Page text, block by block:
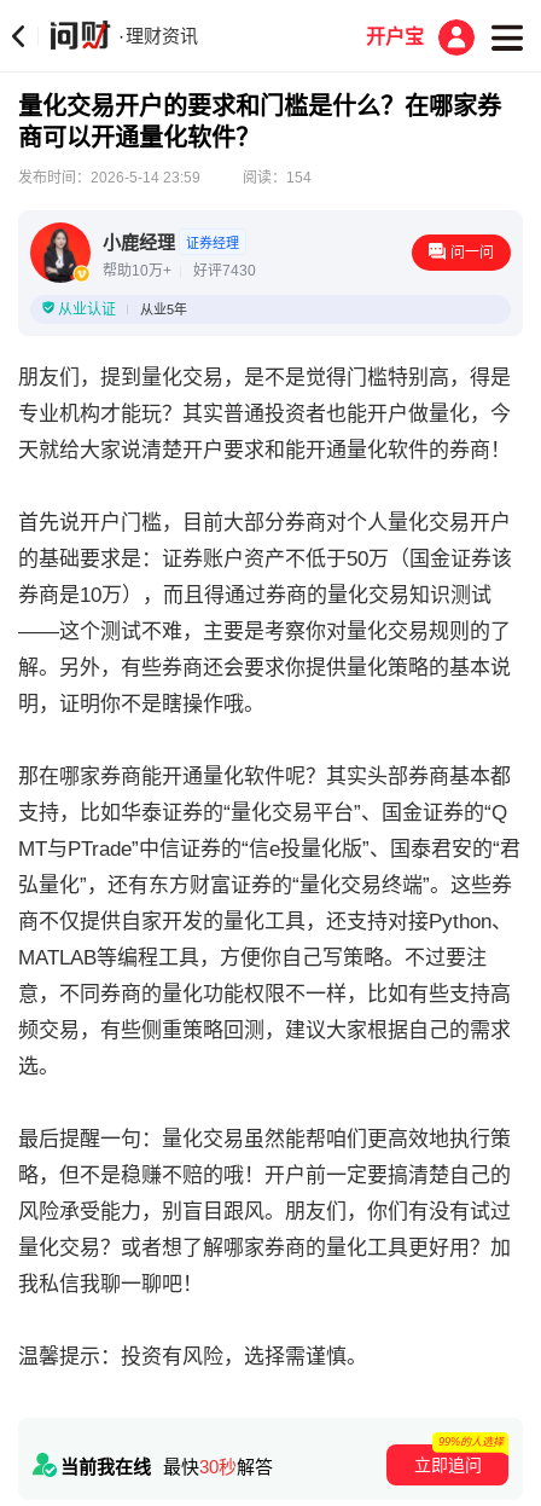
·理财资讯 开户宝
量化交易开户的要求和门槛是什么？在哪家券
商可以开通量化软件？
发布时间：2026-5-14 23:59 阅读：154
小鹿经理 证券经理
帮助10万+ 好评7430
问一问
从业认证 从业5年
朋友们，提到量化交易，是不是觉得门槛特别高，得是
专业机构才能玩？其实普通投资者也能开户做量化，今
天就给大家说清楚开户要求和能开通量化软件的券商！
首先说开户门槛，目前大部分券商对个人量化交易开户
的基础要求是：证券账户资产不低于50万（国金证券该
券商是10万），而且得通过券商的量化交易知识测试
——这个测试不难，主要是考察你对量化交易规则的了
解。另外，有些券商还会要求你提供量化策略的基本说
明，证明你不是瞎操作哦。
那在哪家券商能开通量化软件呢？其实头部券商基本都
支持，比如华泰证券的“量化交易平台”、国金证券的“Q
MT与PTrade”中信证券的“信e投量化版”、国泰君安的“君
弘量化”，还有东方财富证券的“量化交易终端”。这些券
商不仅提供自家开发的量化工具，还支持对接Python、
MATLAB等编程工具，方便你自己写策略。不过要注
意，不同券商的量化功能权限不一样，比如有些支持高
频交易，有些侧重策略回测，建议大家根据自己的需求
选。
最后提醒一句：量化交易虽然能帮咱们更高效地执行策
略，但不是稳赚不赔的哦！开户前一定要搞清楚自己的
风险承受能力，别盲目跟风。朋友们，你们有没有试过
量化交易？或者想了解哪家券商的量化工具更好用？加
我私信我聊一聊吧！
温馨提示：投资有风险，选择需谨慎。
当前我在线 最快30秒解答 立即追问
99%的人选择